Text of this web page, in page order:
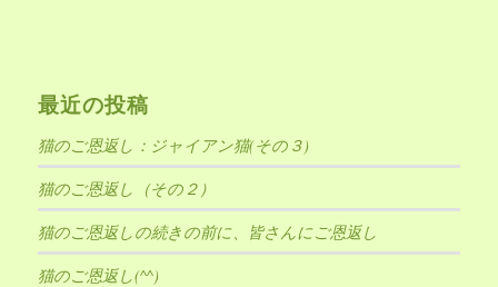
最近の投稿
猫のご恩返し：ジャイアン猫(その３)
猫のご恩返し（その２）
猫のご恩返しの続きの前に、皆さんにご恩返し
猫のご恩返し(^^)